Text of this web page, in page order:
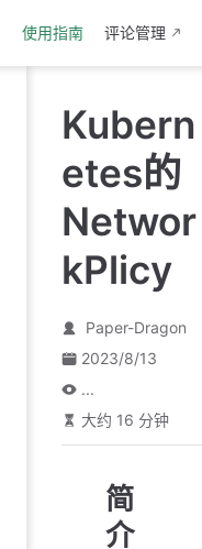
使用指南 评论管理
Kubern
etes的
Networ
kPlicy
Paper-Dragon
2023/8/13
...
大约 16 分钟
简
介